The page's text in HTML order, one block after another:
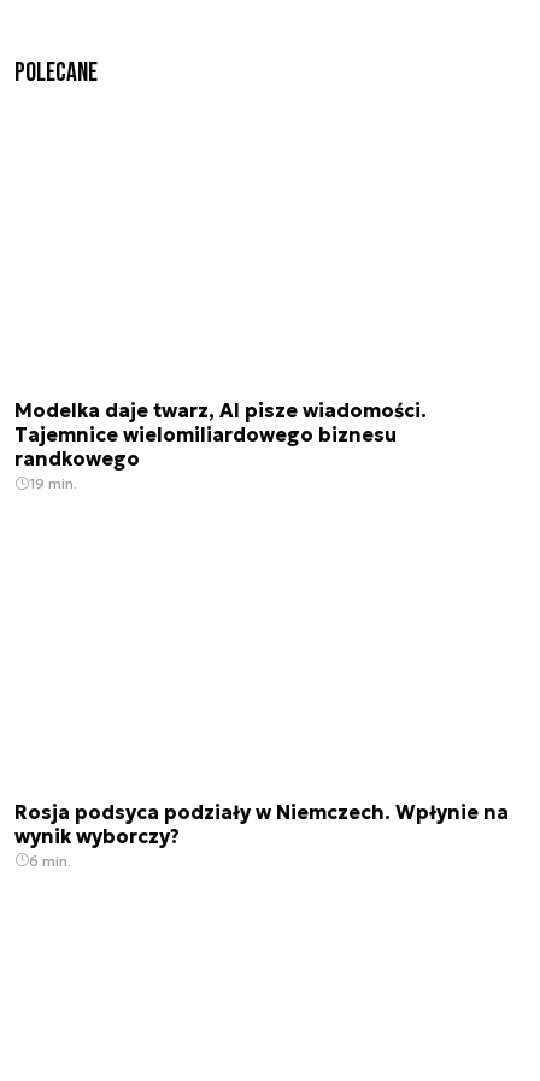
Polecane
Modelka daje twarz, AI pisze wiadomości.
Tajemnice wielomiliardowego biznesu
randkowego
19 min.
Rosja podsyca podziały w Niemczech. Wpłynie na
wynik wyborczy?
6 min.